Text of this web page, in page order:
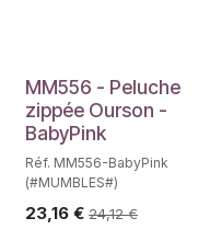
MM556 - Peluche
zippée Ourson -
BabyPink
Réf. MM556-BabyPink
(#MUMBLES#)
23,16 € 24,12€